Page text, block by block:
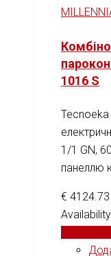
1016 S
Tecnoeka
1/1 GN,
панеллю
€ 4124.73